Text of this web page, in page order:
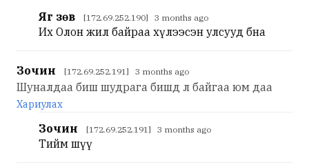
Яг зөв [172.69.252.190] 3 months ago
Их Олон жил байраа хүлээсэн улсууд бна
Зочин [172.69.252.191] 3 months ago
Шуналдаа биш шудрага бишд л байгаа юм даа
Хариулах
Зочин [172.69.252.191] 3 months ago
Тийм шүү